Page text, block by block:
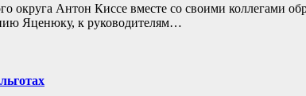
округа Антон Киссе вместе со своими коллегами
Яценюку, к руководителям…